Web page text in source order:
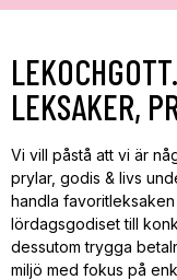
LEKSAKER,
Vi vill påstå att vi är
prylar, godis & livs
handla
lördagsgodiset till
dessutom trygga
miljö med fokus på